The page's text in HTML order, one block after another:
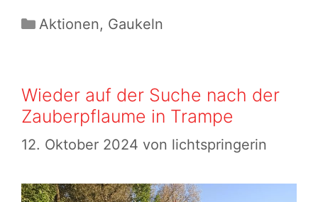
Feuer
Showauftritt
Kategorien
Aktionen, Gaukeln
Wieder auf der Suche nach der
Zauberpflaume in Trampe
12. Oktober 2024 von lichtspringerin